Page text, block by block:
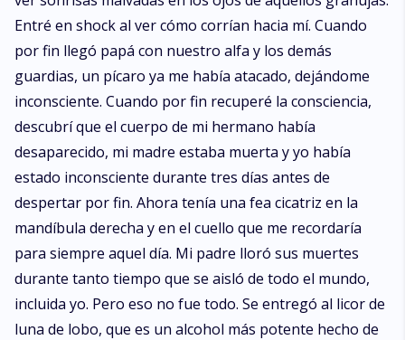
Entré en shock al ver cómo corrían hacia mí. Cuando
por fin llegó papá con nuestro alfa y los demás
guardias, un pícaro ya me había atacado, dejándome
inconsciente. Cuando por fin recuperé la consciencia,
descubrí que el cuerpo de mi hermano había
desaparecido, mi madre estaba muerta y yo había
estado inconsciente durante tres días antes de
despertar por fin. Ahora tenía una fea cicatriz en la
mandíbula derecha y en el cuello que me recordaría
para siempre aquel día. Mi padre lloró sus muertes
durante tanto tiempo que se aisló de todo el mundo,
incluida yo. Pero eso no fue todo. Se entregó al licor de
luna de lobo, que es un alcohol más potente hecho de